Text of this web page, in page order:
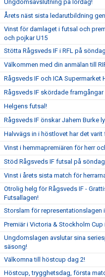
Ungdomsavslutning på lördag!
Årets näst sista ledarutbildning
Vinst för damlaget i futsal och
och pojkar U15
Stötta Rågsveds IF i RFL på
Välkommen med din anmälan till
Rågsveds IF och ICA Supermarket
Rågsveds IF skördade framgångar
Helgens futsal!
Rågsveds IF önskar Jahem Burke
Halvvägs in i höstlovet har det
Vinst i hemmapremiären för herr
Stöd Rågsveds IF futsal på
Vinst i årets sista match för
Otrolig helg för Rågsveds IF -
Futsallagen!
Storslam för representationslagen
Premiär i Victoria & Stockholm Cup
Ungdomslagen avslutar sina
säsong!
Välkomna till höstcup dag 2!
Höstcup, trygghetsdag, första